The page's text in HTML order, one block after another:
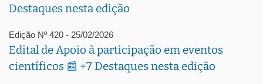
Destaques nesta edição
Edição Nº 420 - 25/02/2026
Edital de Apoio à participação em eventos
científicos 📰 +7 Destaques nesta edição